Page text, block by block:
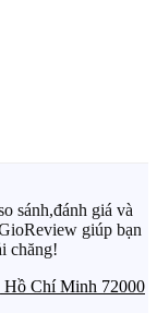
sánh,đánh giá và
giúp bạn
chăng!
Chí Minh 72000